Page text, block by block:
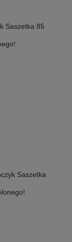
Saszetka 85
Saszetka